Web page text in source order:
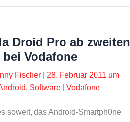
Droid Pro ab zweiten
bei Vodafone
Fischer
28. Februar 2011 um
, Software Vodafone
soweit, das Android-Smartph0ne